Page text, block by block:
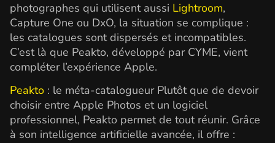
photographes qui utilisent aussi Lightroom,
Capture One ou DxO, la situation se complique :
les catalogues sont dispersés et incompatibles.
C’est là que Peakto, développé par CYME, vient
compléter l’expérience Apple.
Peakto : le méta-catalogueur Plutôt que de devoir
choisir entre Apple Photos et un logiciel
professionnel, Peakto permet de tout réunir. Grâce
à son intelligence artificielle avancée, il offre :